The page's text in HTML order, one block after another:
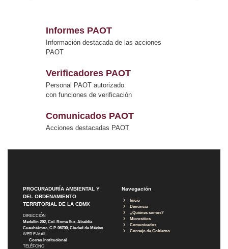
Informes PAOT
Información destacada de las acciones
PAOT
Verificadores PAOT
Personal PAOT autorizado
con funciones de verificación
Comunicados PAOT
Acciones destacadas PAOT
PROCURADURÍA AMBIENTAL Y
DEL ORDENAMIENTO
TERRITORIAL DE LA CDMX
DIRECCIÓN
Medellín 202, Col. Roma Sur, Alcaldía
Cuauhtémoc, C.P. 06700, Ciudad de México
WEB E-MAIL
Correo Institucional
TELÉFONO
Navegación
Inicio
Denuncia
¿Quiénes somos?
Micrositios
Comunicados
Consejo de Gobierno